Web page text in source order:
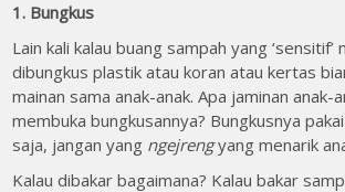
1. Bungkus
Lain kali kalau buang sampah yang ‘sensitif’
dibungkus plastik atau koran atau kertas
mainan sama anak-anak. Apa jaminan anak-
membuka bungkusannya? Bungkusnya
saja, jangan yang ngejrengyang menarik
Kalau dibakar bagaimana? Kalau bakar